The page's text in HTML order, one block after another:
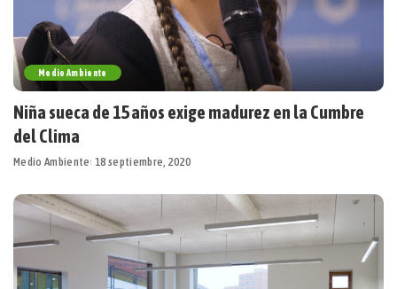
Medio Ambiente
Niña sueca de 15 años exige madurez en la Cumbre
del Clima
Medio Ambiente 18 septiembre, 2020